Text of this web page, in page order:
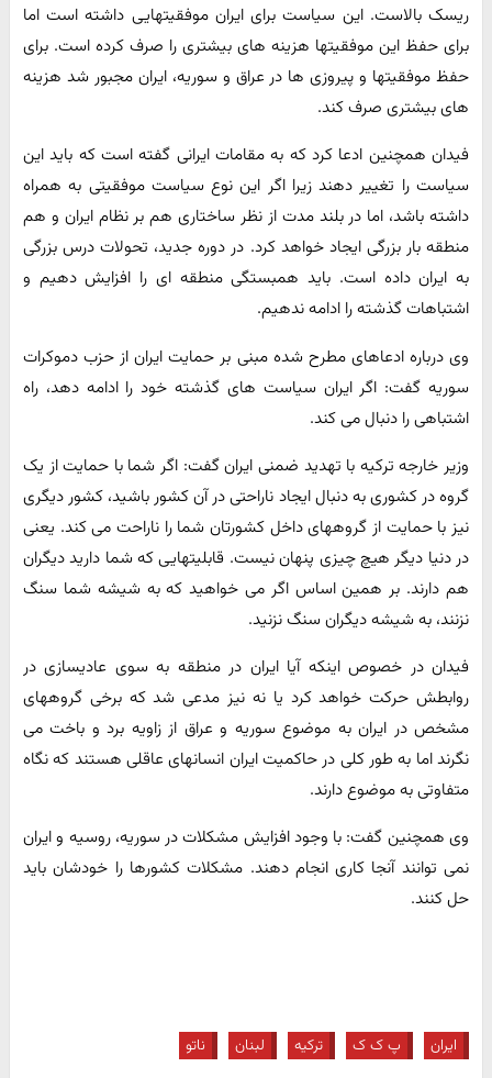
ریسک بالاست. این سیاست برای ایران موفقیتهایی داشته است اما
برای حفظ این موفقیتها هزینه های بیشتری را صرف کرده است. برای
حفظ موفقیتها و پیروزی ها در عراق و سوریه، ایران مجبور شد هزینه
های بیشتری صرف کند.
فیدان همچنین ادعا کرد که به مقامات ایرانی گفته است که باید این
سیاست را تغییر دهند زیرا اگر این نوع سیاست موفقیتی به همراه
داشته باشد، اما در بلند مدت از نظر ساختاری هم بر نظام ایران و هم
منطقه بار بزرگی ایجاد خواهد کرد. در دوره جدید، تحولات درس بزرگی
به ایران داده است. باید همبستگی منطقه ای را افزایش دهیم و
اشتباهات گذشته را ادامه ندهیم.
وی درباره ادعاهای مطرح شده مبنی بر حمایت ایران از حزب دموکرات
سوریه گفت: اگر ایران سیاست های گذشته خود را ادامه دهد، راه
اشتباهی را دنبال می کند.
وزیر خارجه ترکیه با تهدید ضمنی ایران گفت: اگر شما با حمایت از یک
گروه در کشوری به دنبال ایجاد ناراحتی در آن کشور باشید، کشور دیگری
نیز با حمایت از گروههای داخل کشورتان شما را ناراحت می کند. یعنی
در دنیا دیگر هیچ چیزی پنهان نیست. قابلیتهایی که شما دارید دیگران
هم دارند. بر همین اساس اگر می خواهید که به شیشه شما سنگ
نزنند، به شیشه دیگران سنگ نزنید.
فیدان در خصوص اینکه آیا ایران در منطقه به سوی عادیسازی در
روابطش حرکت خواهد کرد یا نه نیز مدعی شد که برخی گروههای
مشخص در ایران به موضوع سوریه و عراق از زاویه برد و باخت می
نگرند اما به طور کلی در حاکمیت ایران انسانهای عاقلی هستند که نگاه
متفاوتی به موضوع دارند.
وی همچنین گفت: با وجود افزایش مشکلات در سوریه، روسیه و ایران
نمی توانند آنجا کاری انجام دهند. مشکلات کشورها را خودشان باید
حل کنند.
ایران پ ک ک ترکیه لبنان ناتو